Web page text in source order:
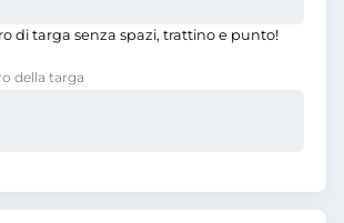
di targa senza spazi, trattino e punto!
della targa